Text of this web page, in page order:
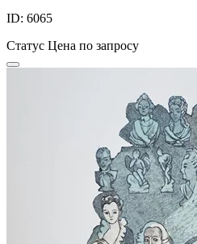
ID: 6065
Статус Цена по запросу